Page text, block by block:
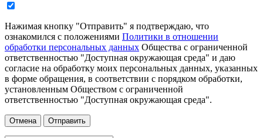
Нажимая кнопку "Отправить" я подтверждаю, что
ознакомился с положениями Политики в отношении
обработки персональных данных Общества с ограниченной
ответственностью "Доступная окружающая среда" и даю
согласие на обработку моих персональных данных, указанных
в форме обращения, в соответствии с порядком обработки,
установленным Обществом с ограниченной
ответственностью "Доступная окружающая среда".